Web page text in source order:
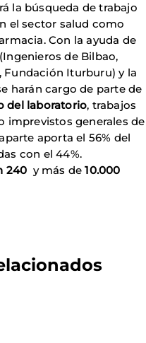
la búsqueda de trabajo
el sector salud como
Con la ayuda de
de Bilbao,
Fundación Iturburu) y la
harán cargo de parte de
del laboratorio, trabajos
imprevistos generales de
aporta el 56% del
con el 44%.
240 y más de10.000